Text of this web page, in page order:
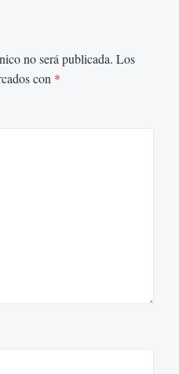
no será publicada. Los
con *